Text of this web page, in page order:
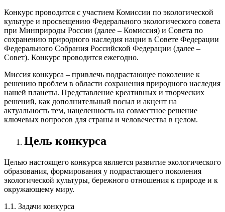
Конкурс проводится с участием Комиссии по экологической
культуре и просвещению Федерального экологического совета
при Минприроды России (далее – Комиссия) и Совета по
сохранению природного наследия нации в Совете Федерации
Федерального Собрания Российской Федерации (далее –
Совет). Конкурс проводится ежегодно.
Миссия конкурса – привлечь подрастающее поколение к
решению проблем в области сохранения природного наследия
нашей планеты. Представление креативных и творческих
решений, как дополнительный посыл и акцент на
актуальность тем, нацеленность на совместное решение
ключевых вопросов для страны и человечества в целом.
Цель конкурса
Целью настоящего конкурса является развитие экологического
образования, формирования у подрастающего поколения
экологической культуры, бережного отношения к природе и к
окружающему миру.
1.1. Задачи конкурса